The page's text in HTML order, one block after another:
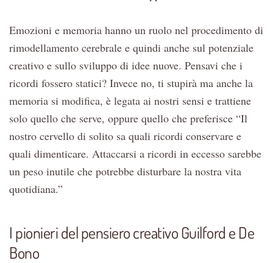
Emozioni e memoria hanno un ruolo nel procedimento di
rimodellamento cerebrale e quindi anche sul potenziale
creativo e sullo sviluppo di idee nuove. Pensavi che i
ricordi fossero statici? Invece no, ti stupirà ma anche la
memoria si modifica, è legata ai nostri sensi e trattiene
solo quello che serve, oppure quello che preferisce “Il
nostro cervello di solito sa quali ricordi conservare e
quali dimenticare. Attaccarsi a ricordi in eccesso sarebbe
un peso inutile che potrebbe disturbare la nostra vita
quotidiana.”
I pionieri del pensiero creativo Guilford e De
Bono